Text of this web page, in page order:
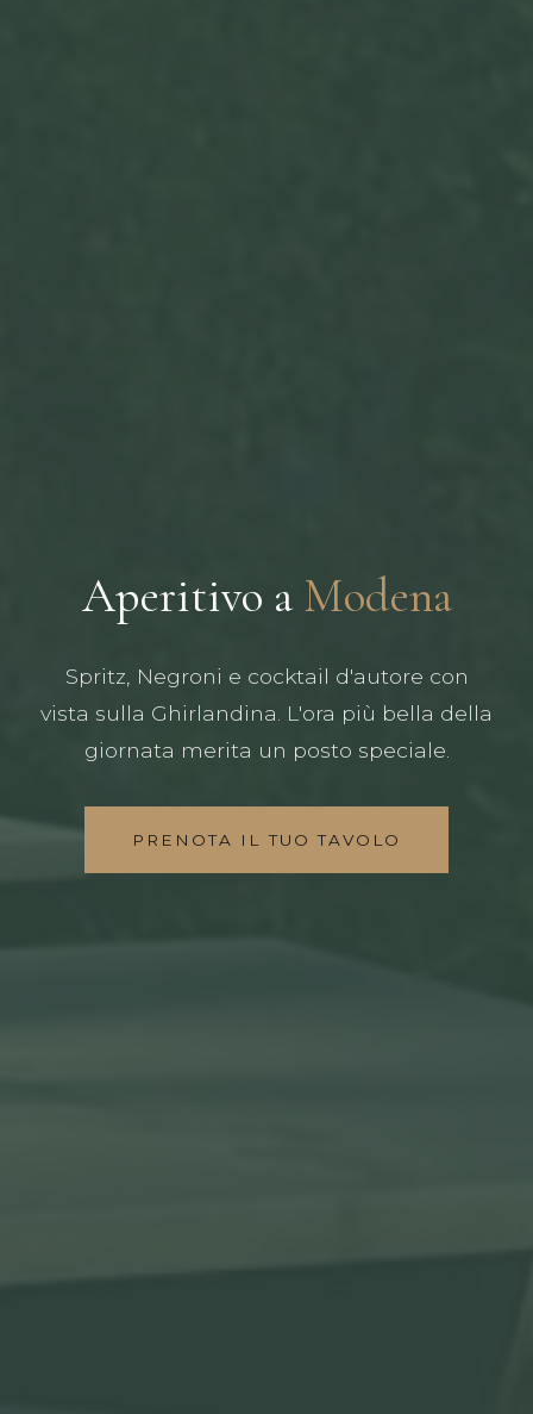
Aperitivo aModena
Spritz, Negroni e cocktail d'autore con
vista sulla Ghirlandina. L'ora più bella della
giornata merita un posto speciale.
PRENOTA IL TUO TAVOLO